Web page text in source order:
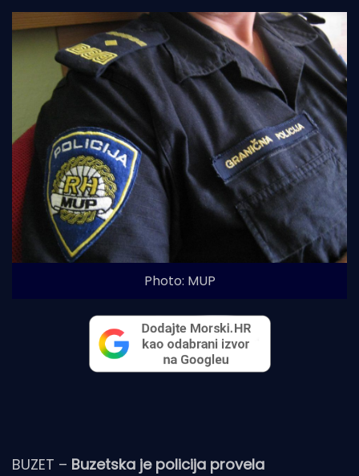
Photo: MUP
BUZET – Buzetska je policija provela